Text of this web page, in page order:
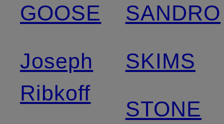
GOOSE
Joseph
Ribkoff
SANDRO
SKIMS
STONE